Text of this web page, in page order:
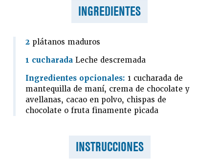
INGREDIENTES
2 plátanos maduros
1 cucharada Leche descremada
Ingredientes opcionales: 1 cucharada de
mantequilla de maní, crema de chocolate y
avellanas, cacao en polvo, chispas de
chocolate o fruta finamente picada
INSTRUCCIONES